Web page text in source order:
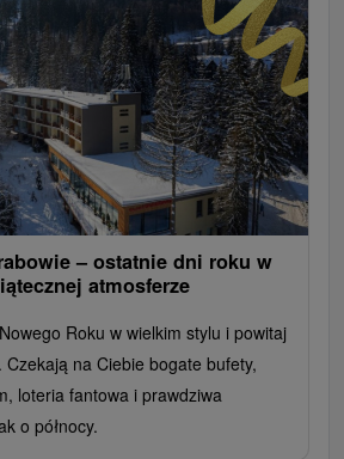
– ostatnie dni roku w
atmosferze
Roku w wielkim stylu i powitaj
na Ciebie bogate bufety,
loteria fantowa i prawdziwa
o północy.